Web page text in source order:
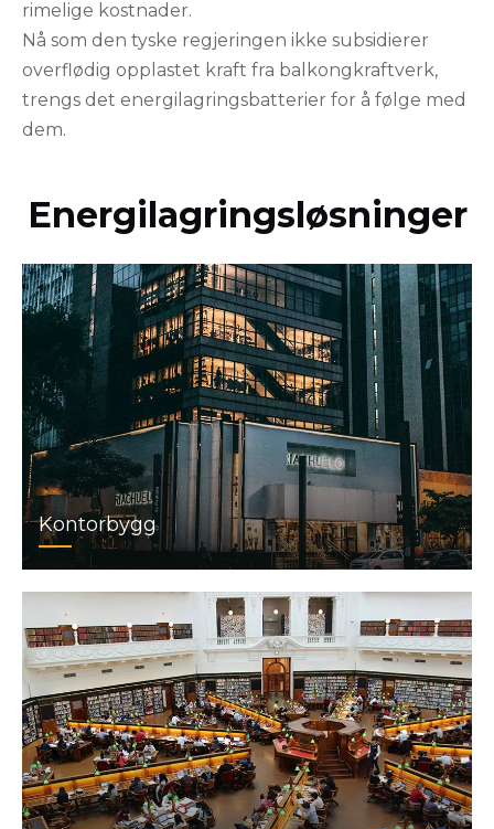
rimelige kostnader.
Nå som den tyske regjeringen ikke subsidierer
overflødig opplastet kraft fra balkongkraftverk,
trengs det energilagringsbatterier for å følge med
dem.
Energilagringsløsninger
Kontorbygg